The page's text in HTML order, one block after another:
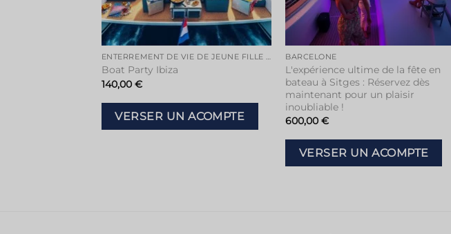
ENTERREMENT DE VIE DE JEUNE FILLE À IBIZA
Boat Party Ibiza
140,00 €
VERSER UN ACOMPTE
BARCELONE
L'expérience ultime de la fête en
bateau à Sitges : Réservez dès
maintenant pour un plaisir
inoubliable !
600,00€
VERSER UN ACOMPTE